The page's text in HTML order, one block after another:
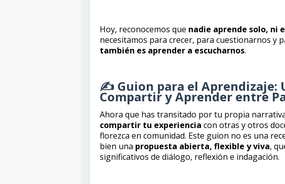
Hoy, reconocemos que nadie aprende solo, ni
necesitamos para crecer, para cuestionarnos y
también es aprender a escucharnos.
✍️ Guion para el Aprendizaje:
Compartir y Aprender entre
Ahora que has transitado por tu propia
compartir tu experiencia con otras y otros
florezca en comunidad. Este guion no es una
bien una propuesta abierta, flexible y viva,
significativos de diálogo, reflexión e indagación.